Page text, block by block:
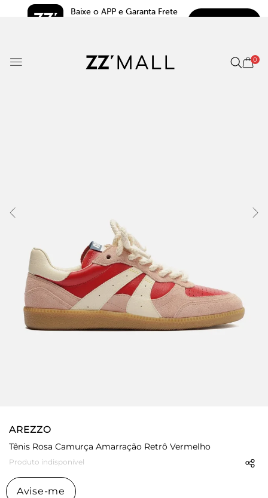
Baixe o APP e Garanta Frete
0
AREZZO
Tênis Rosa Camurça Amarração Retrô Vermelho
Produto indisponível
Avise-me